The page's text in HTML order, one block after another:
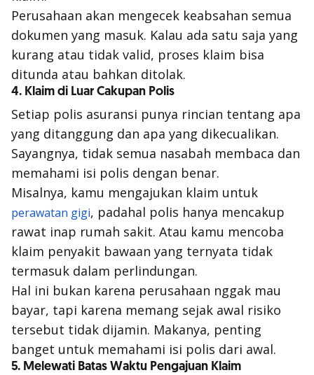
Perusahaan akan mengecek keabsahan semua
dokumen yang masuk. Kalau ada satu saja yang
kurang atau tidak valid, proses klaim bisa
ditunda atau bahkan ditolak.
4. Klaim di Luar Cakupan Polis
Setiap polis asuransi punya rincian tentang apa
yang ditanggung dan apa yang dikecualikan.
Sayangnya, tidak semua nasabah membaca dan
memahami isi polis dengan benar.
Misalnya, kamu mengajukan klaim untuk
perawatan gigi, padahal polis hanya mencakup
rawat inap rumah sakit. Atau kamu mencoba
klaim penyakit bawaan yang ternyata tidak
termasuk dalam perlindungan.
Hal ini bukan karena perusahaan nggak mau
bayar, tapi karena memang sejak awal risiko
tersebut tidak dijamin. Makanya, penting
banget untuk memahami isi polis dari awal.
5. Melewati Batas Waktu Pengajuan Klaim